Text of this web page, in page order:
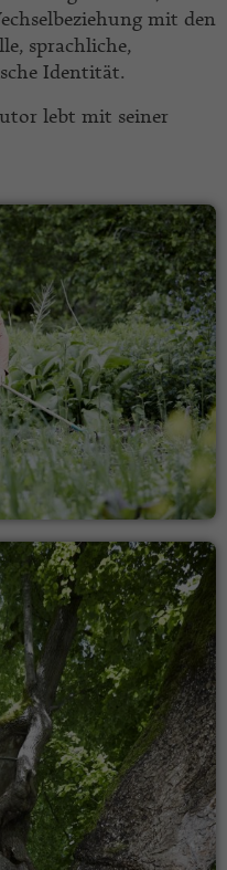
mit den
sprachliche,
Identität.
lebt mit seiner